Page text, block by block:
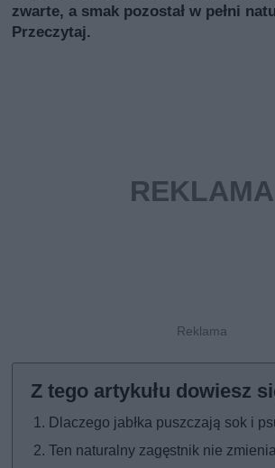
zwarte, a smak pozostał w pełni
Przeczytaj.
Dlaczego jabłka puszczają sok i
Ten naturalny zagęstnik nie